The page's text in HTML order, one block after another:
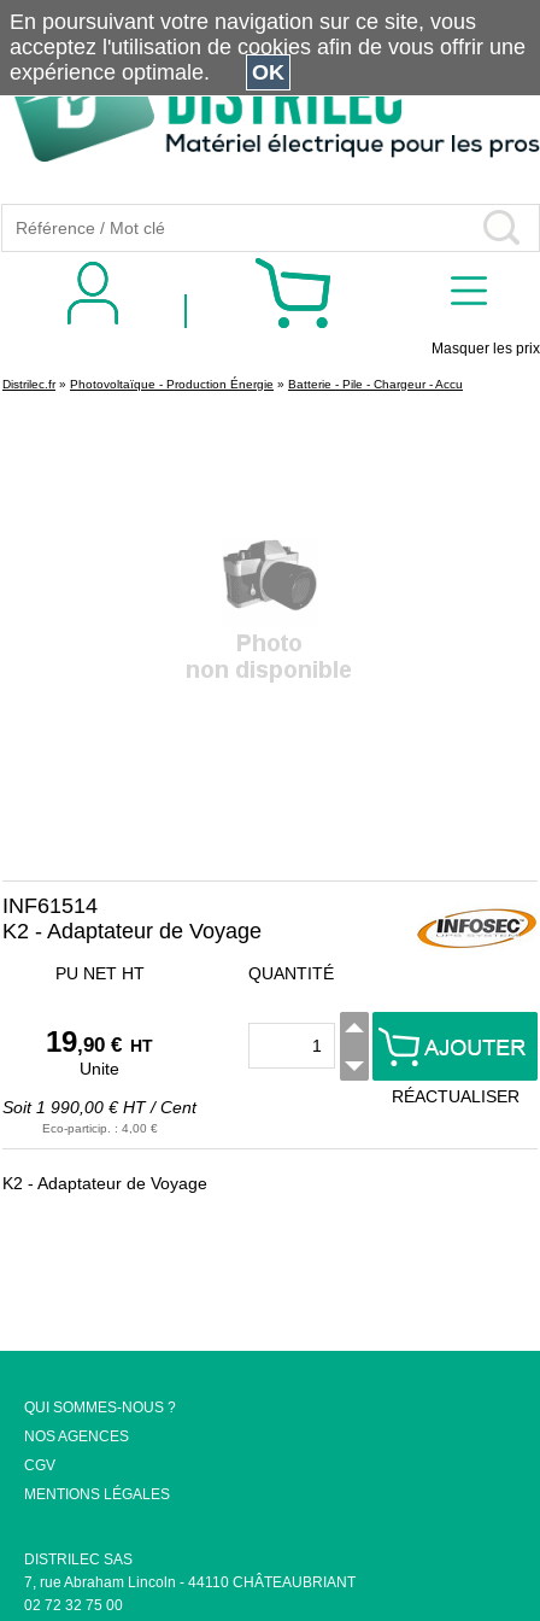
Masquer les prix
Distrilec.fr» Photovoltaïque - Production Énergie » Batterie - Pile - Chargeur - Accu
INF61514
K2 - Adaptateur de Voyage
PU NET HT
19,90 € HT
Unite
Soit 1 990,00 € HT/Cent
Eco-particip. : 4,00 €
QUANTITÉ
RÉACTUALISER
K2 - Adaptateur de Voyage
QUI SOMMES-NOUS ?
NOS AGENCES
CGV
MENTIONS LÉGALES
DISTRILEC SAS
7, rue Abraham Lincoln - 44110 CHÂTEAUBRIANT
02 72 32 75 00
En poursuivant votre navigation sur ce site, vous
acceptez l'utilisation de cookies afin de vous offrir une
expérience optimale.
OK